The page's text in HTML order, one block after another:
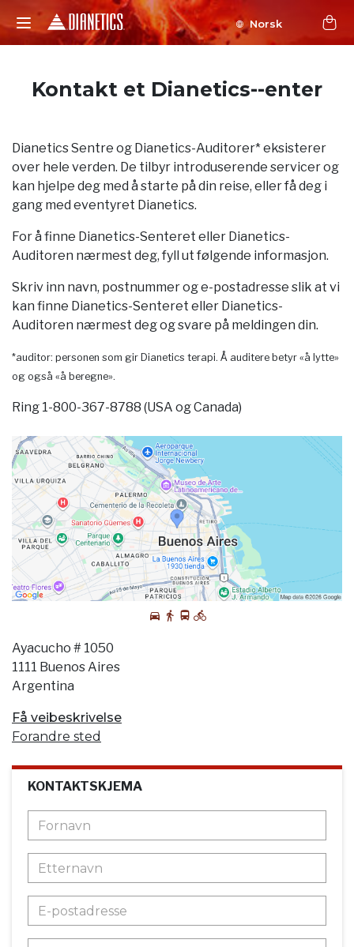
Norsk
Kontakt et Dianetics--enter
Dianetics Sentre og Dianetics-Auditorer* eksisterer
over hele verden. De tilbyr introduserende servicer og
kan hjelpe deg med å starte på din reise, eller få deg i
gang med eventyret Dianetics.
For å finne Dianetics-Senteret eller Dianetics-
Auditoren nærmest deg, fyll ut følgende informasjon.
Skriv inn navn, postnummer og e-postadresse slik at vi
kan finne Dianetics-Senteret eller Dianetics-
Auditoren nærmest deg og svare på meldingen din.
*auditor: personen som gir Dianetics terapi. Å auditere betyr «å lytte»
og også «å beregne».
Ring 1-800-367-8788 (USA og Canada)
Ayacucho # 1050
1111 Buenos Aires
Argentina
Få veibeskrivelse
Forandre sted
KONTAKTSKJEMA